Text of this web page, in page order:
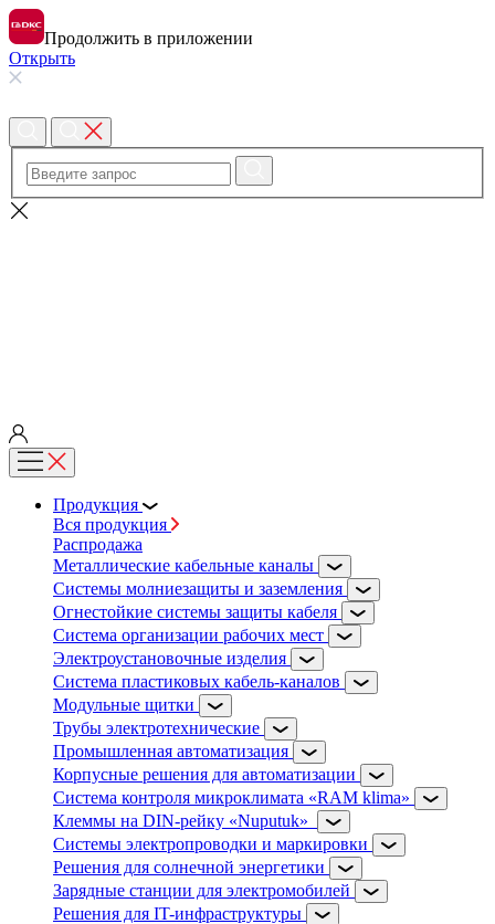
Продолжить в приложении
Открыть
Продукция
Вся продукция
Распродажа
Металлические кабельные каналы
Системы молниезащиты и заземления
Огнестойкие системы защиты кабеля
Система организации рабочих мест
Электроустановочные изделия
Система пластиковых кабель-каналов
Модульные щитки
Трубы электротехнические
Промышленная автоматизация
Корпусные решения для автоматизации
Система контроля микроклимата «RAM klima»
Клеммы на DIN-рейку «Nuputuk»
Системы электропроводки и маркировки
Решения для солнечной энергетики
Зарядные станции для электромобилей
Решения для IT-инфраструктуры